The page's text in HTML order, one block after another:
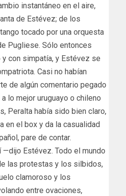
instantáneo en el aire,
de Estévez; de los
tocado por una orquesta
Pugliese. Sólo entonces
con simpatía, y Estévez se
Casi no habían
de algún comentario pegado
lo mejor uruguayo o chileno
Peralta había sido bien claro,
en el box y da la casualidad
pare de contar.
Estévez. Todo el mundo
las protestas y los silbidos,
clamoroso y los
entre ovaciones,